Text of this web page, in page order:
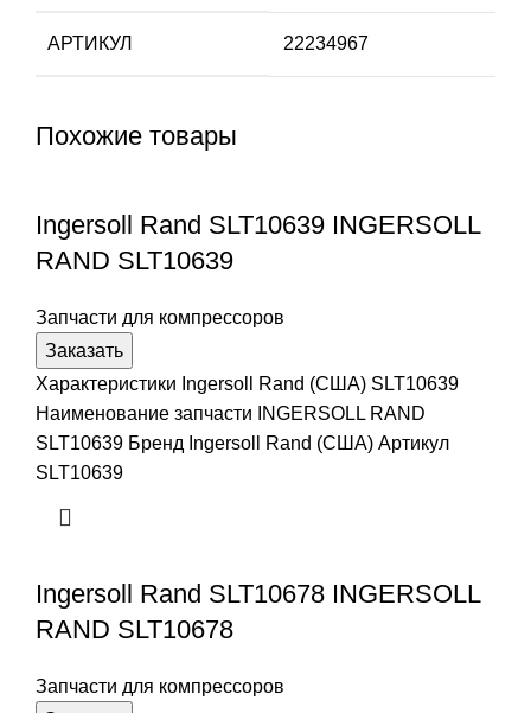
АРТИКУЛ 22234967
Похожие товары
Ingersoll Rand SLT10639 INGERSOLL
RAND SLT10639
Запчасти для компрессоров
Заказать
Характеристики Ingersoll Rand (США) SLT10639
Наименование запчасти INGERSOLL RAND
SLT10639 Бренд Ingersoll Rand (США) Артикул
SLT10639
Ingersoll Rand SLT10678 INGERSOLL
RAND SLT10678
Запчасти для компрессоров